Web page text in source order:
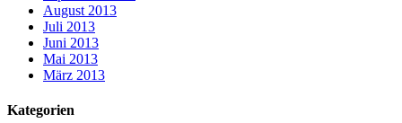
August 2013
Juli 2013
Juni 2013
Mai 2013
März 2013
Kategorien